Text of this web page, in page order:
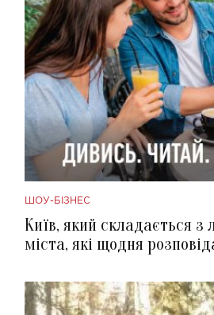
ШОУ-БІЗНЕС
Київ, який складається з
міста, які щодня